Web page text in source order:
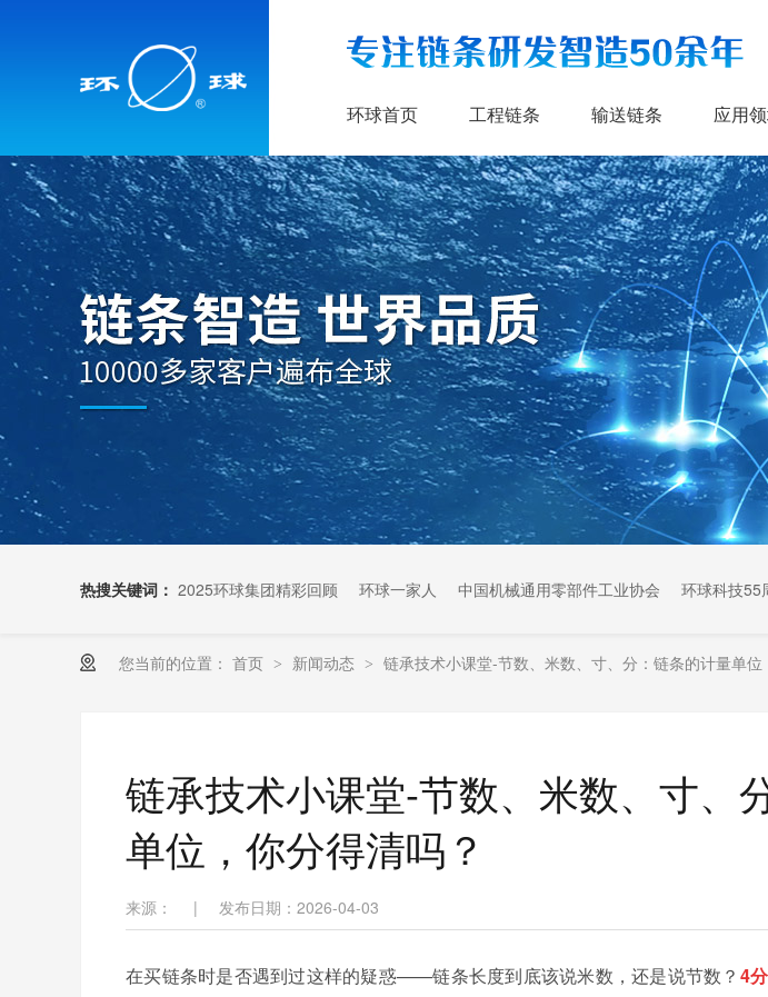
环球首页 工程链条 输送链条 应用
热搜关键词： 2025环球集团精彩回顾 环球一家人 中国机械通用零部件工业协会 环球科技55
扶梯链条生产厂家
您当前的位置： 首页 > 新闻动态 > 链承技术小课堂-节数、米数、寸、分：链条的计量单位
链承技术小课堂-节数、米数、寸、
单位，你分得清吗？
来源： | 发布日期：2026-04-03
在买链条时是否遇到过这样的疑惑——链条长度到底该说米数，还是说节数？ 4